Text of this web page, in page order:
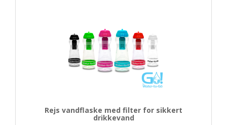
Rejs vandflaske med filter for sikkert
drikkevand